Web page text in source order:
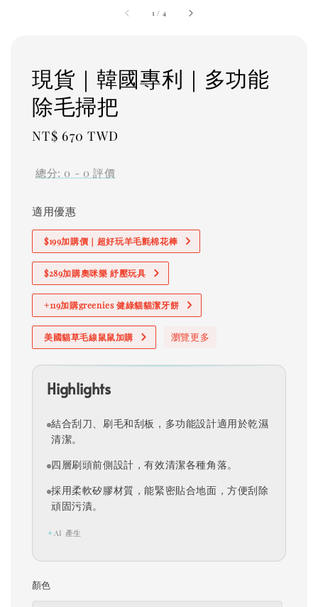
1 / 4
現貨｜韓國專利｜多功能
除毛掃把
Regular
NT$ 670 TWD
總分: 0 - 0 評價
適用優惠
$199加購價｜超好玩羊毛氈棉花棒
$289加購奧咪樂 紓壓玩具
+119加購greenies 健綠貓貓潔牙餅
美國貓草毛線鼠鼠加購 瀏覽更多
Highlights
結合刮刀、刷毛和刮板，多功能設計適用於乾濕
清潔。
四層刷頭前側設計，有效清潔各種角落。
採用柔軟矽膠材質，能緊密貼合地面，方便刮除
頑固污漬。
✦ AI 產生
顏色